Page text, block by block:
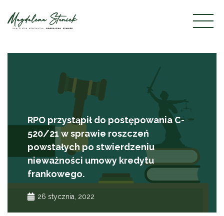
frankowicze
RPO przystąpił do postępowania C-
520/21 w sprawie roszczeń
powstałych po stwierdzeniu
nieważności umowy kredytu
frankowego.
26 stycznia, 2022